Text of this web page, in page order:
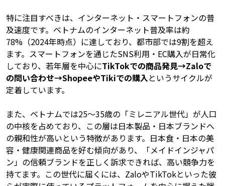
特に注目すべきは、インターネット・スマートフォンの普
及速度です。ベトナムのインターネット普及率は約
78%（2024年時点）に達しており、都市部では9割を超え
ます。スマートフォンを通じたSNS利用・EC購入が日常化
しており、若年層を中心にTikTokでの商品発見→Zaloで
の問い合わせ→ShopeeやTikiでの購入というサイクルが
定着しています。
また、ベトナムでは25〜35歳の「ミレニアル世代」が人口
の中核を占めており、この層は日本製品・日本ブランドへ
の親和性が高いという特徴があります。日本食・日本の美
容・健康関連商品を好む傾向があり、「メイドインジャパ
ン」の信頼ブランドを正しく訴求できれば、高い競争力を
持てます。この世代に届くには、ZaloやTikTokといった彼